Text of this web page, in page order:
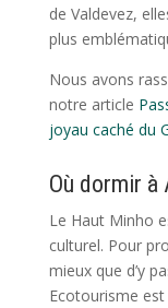
de Valdevez,
plus
Nous avons
notre article
joyau caché du
Où dormir à
Le Haut Minho
culturel. Pour
mieux que d’y
Ecotourisme est